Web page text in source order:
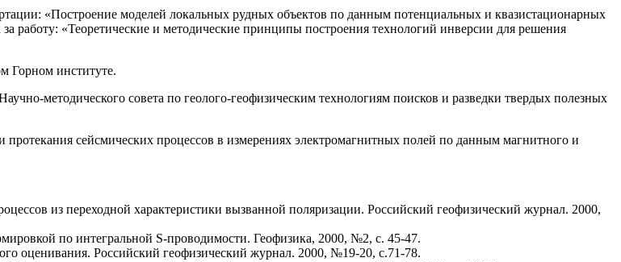
«Построение моделей локальных рудных объектов по данным потенциальных и квазистационарных
работу: «Теоретические и методические принципы построения технологий инверсии для решения
Горном институте.
методического совета по геолого-геофизическим технологиям поисков и разведки твердых полезных
сейсмических процессов в измерениях электромагнитных полей по данным магнитного и
из переходной характеристики вызванной поляризации. Российский геофизический журнал. 2000,
по интегральной S-проводимости. Геофизика, 2000, №2, c. 45-47.
оценивания. Российский геофизический журнал. 2000, №19-20, c.71-78.